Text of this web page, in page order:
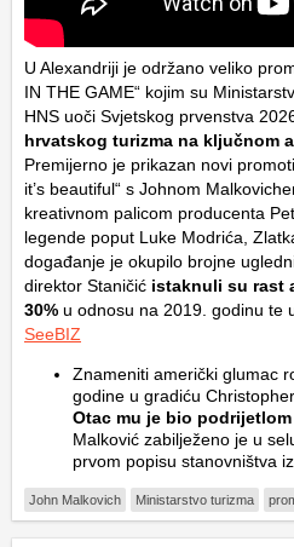
U Alexandriji je održano veliko
IN THE GAME“ kojim su
HNS uoči Svjetskog prvenstva
hrvatskog turizma na ključnom
Premijerno je prikazan novi
it’s beautiful“ s Johnom
kreativnom palicom producenta
legende poput Luke Modrića,
događanje je okupilo brojne
direktor Staničić istaknuli su rast
30% u odnosu na 2019. godinu te
SeeBIZ
Znameniti američki glumac
godine u gradiću
Otac mu je bio
Malković zabilježeno je u
prvom popisu stanovništva
John Malkovich Ministarstvo turizma